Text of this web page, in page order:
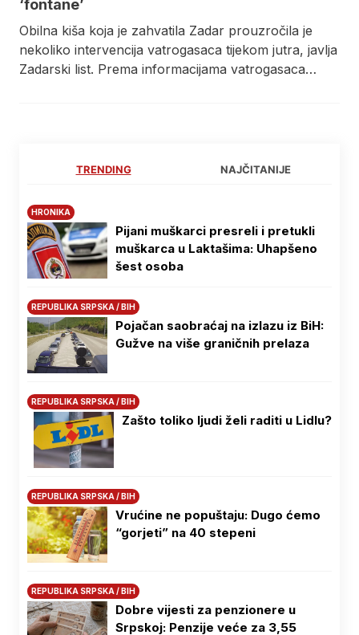
‘fontane’
Obilna kiša koja je zahvatila Zadar prouzročila je
nekoliko intervencija vatrogasaca tijekom jutra, javlja
Zadarski list. Prema informacijama vatrogasaca…
TRENDING NAJČITANIJE
HRONIKA
Pijani muškarci presreli i pretukli
muškarca u Laktašima: Uhapšeno
šest osoba
REPUBLIKA SRPSKA / BIH
Pojačan saobraćaj na izlazu iz BiH:
Gužve na više graničnih prelaza
REPUBLIKA SRPSKA / BIH
Zašto toliko ljudi želi raditi u Lidlu?
REPUBLIKA SRPSKA / BIH
Vrućine ne popuštaju: Dugo ćemo
“gorjeti” na 40 stepeni
REPUBLIKA SRPSKA / BIH
Dobre vijesti za penzionere u
Srpskoj: Penzije veće za 3,55